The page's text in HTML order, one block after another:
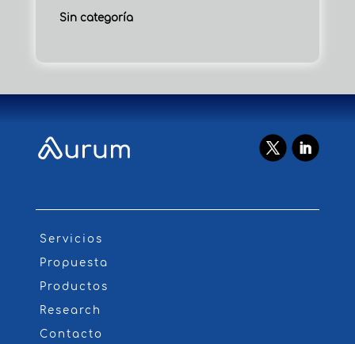
Sin categoría
Servicios
Propuesta
Productos
Research
Contacto